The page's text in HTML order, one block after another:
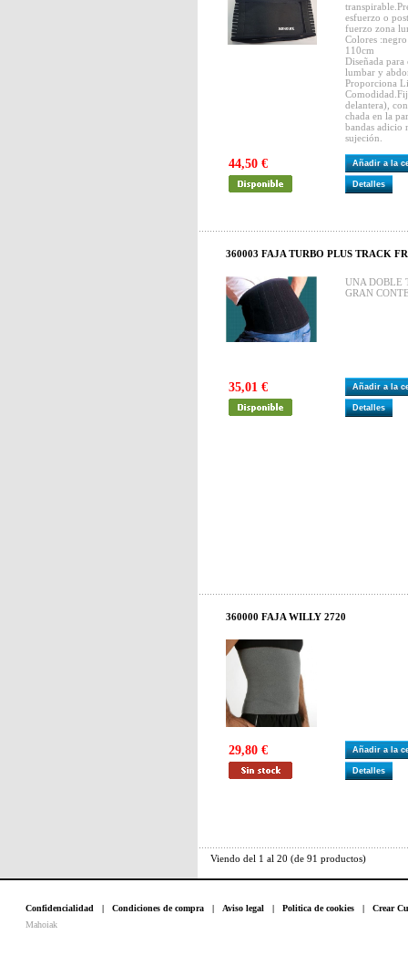
esfuerzo o
fuerzo zona
Colores
110cm
Diseñada
lumbar y
Proporciona
delantera),
chada en la
bandas adicio­
sujeción.
44,50 € Añadir a la
Detalles
360003 FAJA TURBO PLUS TRACK
UNA DOBLE
GRAN
35,01 € Añadir a la
Detalles
360000 FAJA WILLY 2720
29,80 € Añadir a la
Detalles
Viendo del 1 al 20 (de 91 productos)
Confidencialidad | Condiciones de compra | Aviso legal | Politica de cookies | Crear
Mahoiak